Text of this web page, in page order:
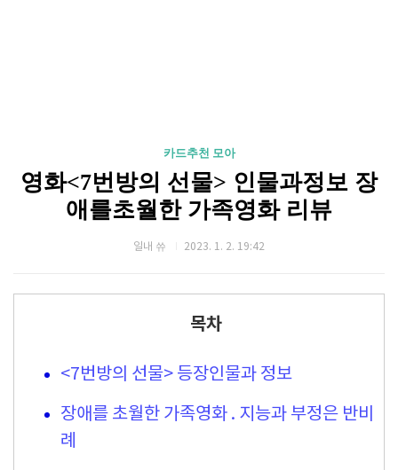
카드추천 모아
영화<7번방의 선물> 인물과정보 장
애를초월한 가족영화 리뷰
일내 쓔 2023. 1. 2. 19:42
목차
<7번방의 선물> 등장인물과 정보
장애를 초월한 가족영화 . 지능과 부정은 반비
례